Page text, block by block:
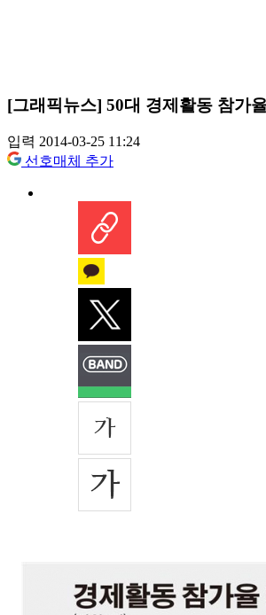
[그래픽뉴스] 50대 경제활동 참가
입력 2014-03-25 11:24
선호매체 추가